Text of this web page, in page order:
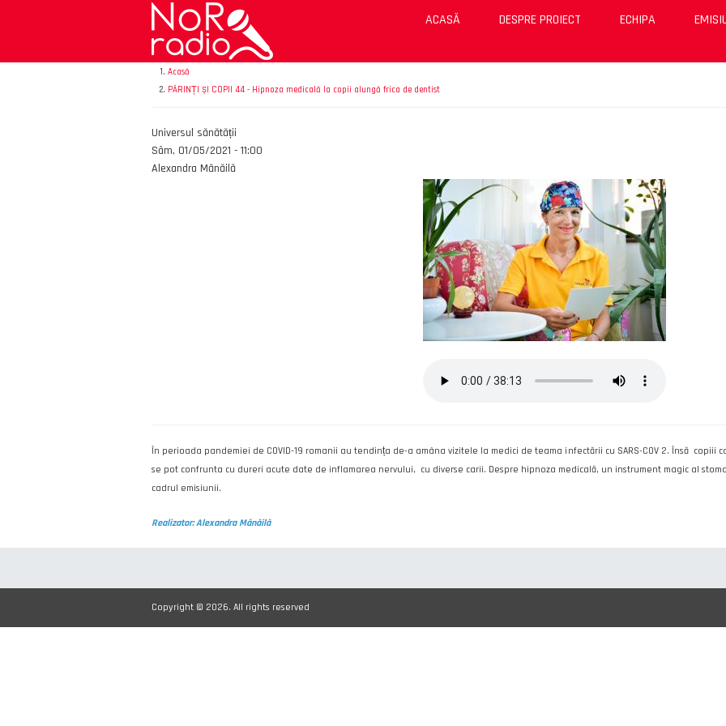
principal
ACASĂ DESPRE PROIECT ECHIPA
Acasă
PĂRINȚI ȘI COPII 44 - Hipnoza medicală la copii alungă frica de dentist
Emisiunea
Universul sănătății
Data
Sâm, 01/05/2021 - 11:00
Autor
Alexandra Mănăilă
În perioada pandemiei de COVID-19 romanii au tendința de-a amâna vizitele la medici de teama infectării cu SARS-COV 2. Însă copiii
se pot confrunta cu dureri acute date de inflamarea nervului, cu diverse carii. Despre hipnoza medicală, un instrument magic al
cadrul emisiunii.
Realizator: Alexandra Mănăilă
Copyright © 2026. All rights reserved